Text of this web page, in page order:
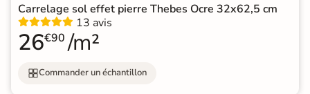
Carrelage sol effet pierre Thebes Ocre 32x62,5 cm
13 avis
26€90 /m²
Commander un échantillon